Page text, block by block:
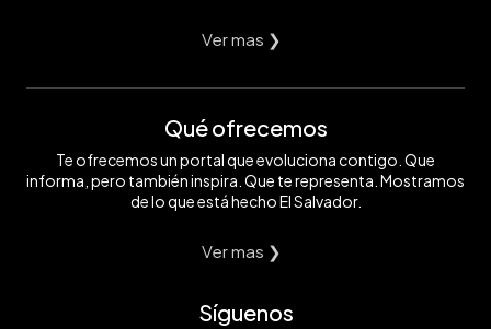
Ver mas ❯
Qué ofrecemos
Te ofrecemos un portal que evoluciona contigo. Que
informa, pero también inspira. Que te representa. Mostramos
de lo que está hecho El Salvador.
Ver mas ❯
Síguenos